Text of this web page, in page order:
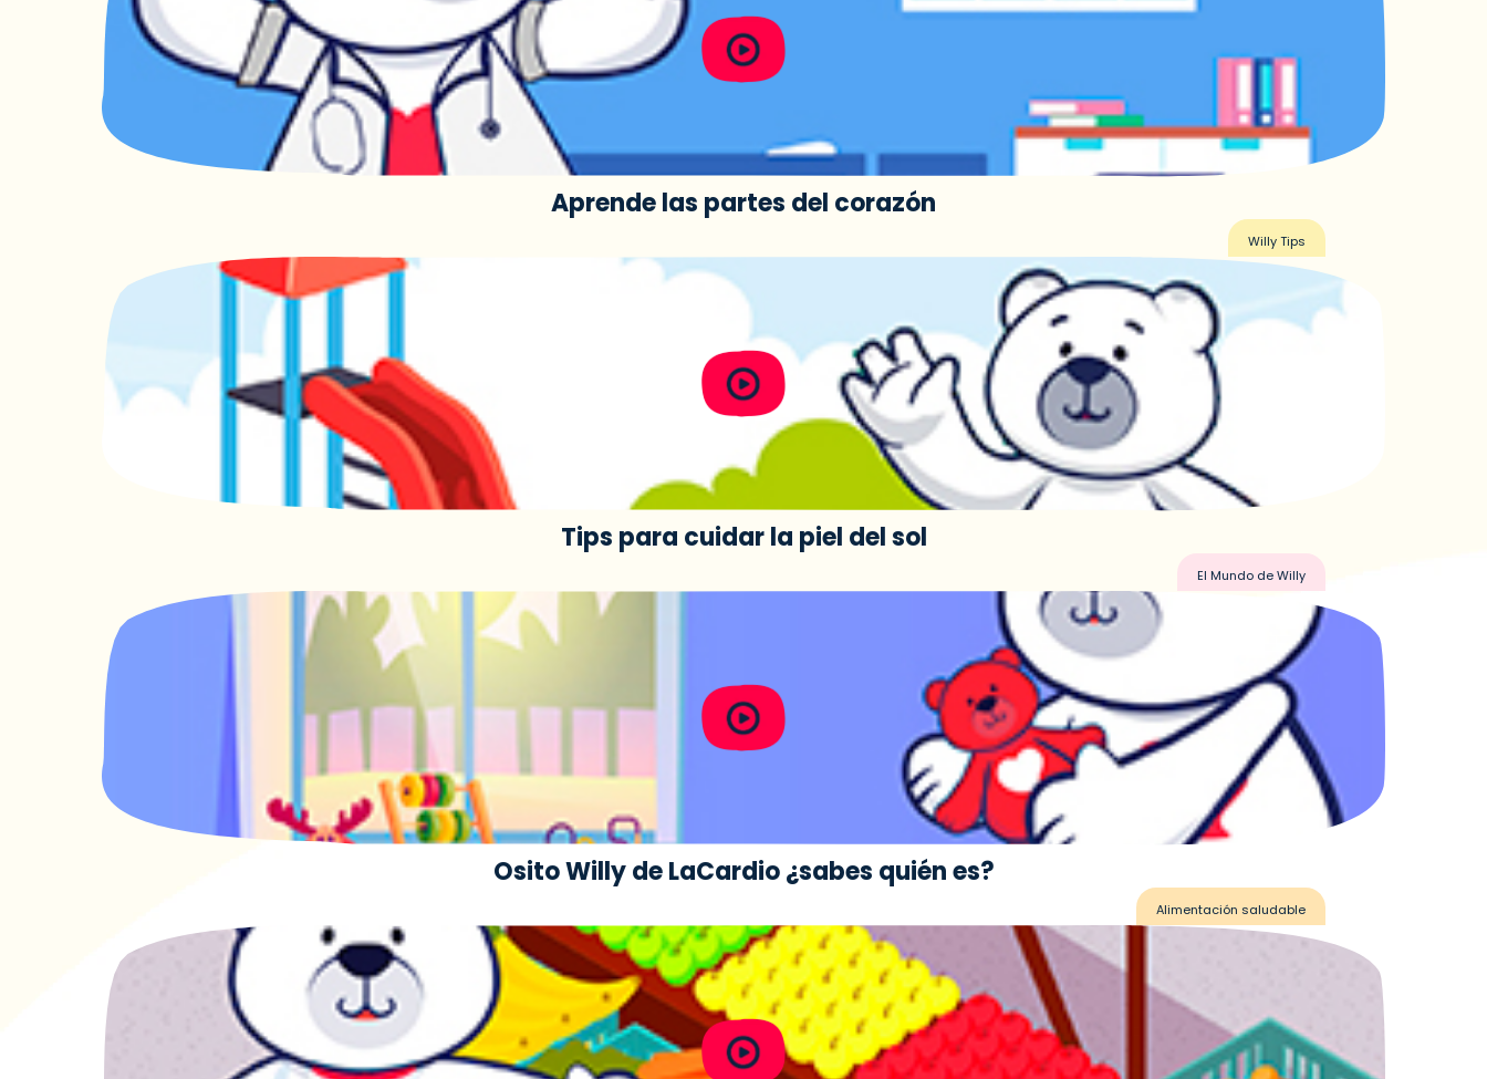
Aprende las partes del corazón
Willy Tips
Tips para cuidar la piel del sol
El Mundo de Willy
Osito Willy de LaCardio ¿sabes quién es?
Alimentación saludable